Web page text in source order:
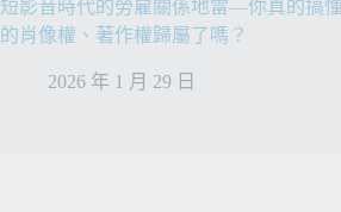
短影音時代的勞雇關係地雷—你真的搞
的肖像權、著作權歸屬了嗎？
2026 年 1 月 29 日